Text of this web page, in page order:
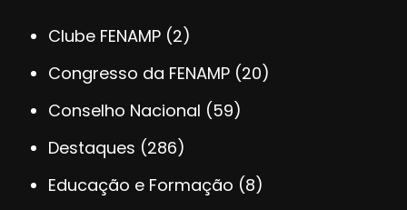
Clube FENAMP (2)
Congresso da FENAMP (20)
Conselho Nacional (59)
Destaques (286)
Educação e Formação (8)